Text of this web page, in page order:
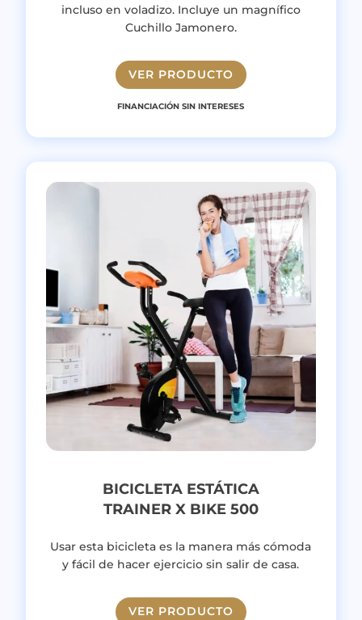
incluso en voladizo. Incluye un magnífico
Cuchillo Jamonero.
VER PRODUCTO
FINANCIACIÓN SIN INTERESES
BICICLETA ESTÁTICA
TRAINER X BIKE 500
Usar esta bicicleta es la manera más cómoda
y fácil de hacer ejercicio sin salir de casa.
VER PRODUCTO